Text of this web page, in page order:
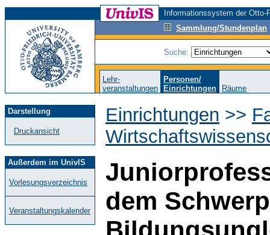
Informationssystem der
Sammlung/Stundenplan
Suche:
Lehr-
veranstaltungen
Personen/
Einrichtungen
Räume
Darstellung
Druckansicht
Außerdem im UnivIS
Vorlesungsverzeichnis
Veranstaltungskalender
Einrichtungen >>
dem